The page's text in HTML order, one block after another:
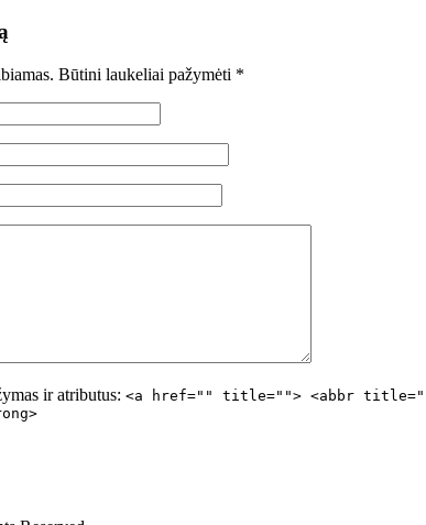
Būtini laukeliai pažymėti *
ir atributus: <a href="" title=""> <abbr title="">